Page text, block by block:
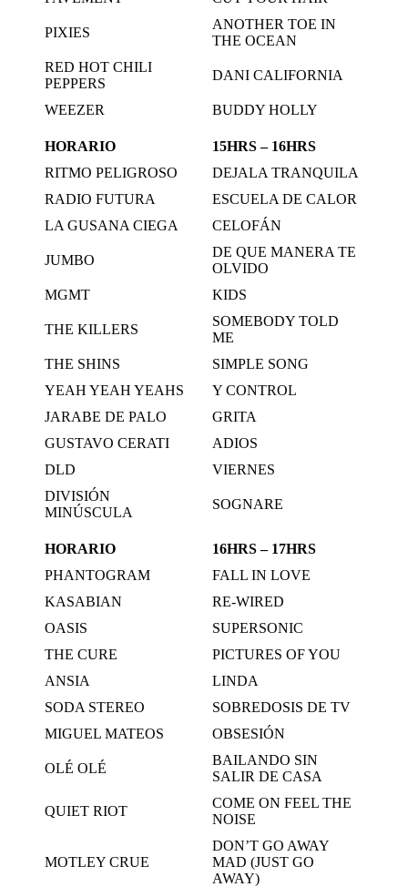
PIXIES
ANOTHER TOE IN
THE OCEAN
RED HOT CHILI
PEPPERS
DANI CALIFORNIA
WEEZER BUDDY HOLLY
HORARIO
15HRS – 16HRS
RITMO PELIGROSO
DEJALA TRANQUILA
RADIO FUTURA
ESCUELA DE CALOR
LA GUSANA CIEGA
CELOFÁN
JUMBO
DE QUE MANERA TE
OLVIDO
MGMT
KIDS
THE KILLERS
SOMEBODY TOLD
ME
THE SHINS
SIMPLE SONG
YEAH YEAH YEAHS
Y CONTROL
JARABE DE PALO
GRITA
GUSTAVO CERATI
ADIOS
DLD
VIERNES
DIVISIÓN
MINÚSCULA
SOGNARE
HORARIO
16HRS – 17HRS
PHANTOGRAM
FALL IN LOVE
KASABIAN
RE-WIRED
OASIS
SUPERSONIC
THE CURE
PICTURES OF YOU
ANSIA
LINDA
SODA STEREO
SOBREDOSIS DE TV
MIGUEL MATEOS
OBSESIÓN
OLÉ OLÉ
BAILANDO SIN
SALIR DE CASA
QUIET RIOT
COME ON FEEL THE
NOISE
MOTLEY CRUE
DON’T GO AWAY
MAD (JUST GO
AWAY)